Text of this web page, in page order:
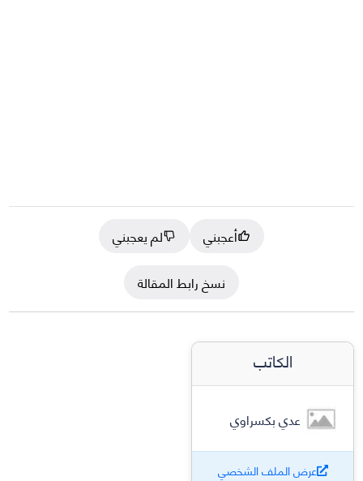
أعجبني
لم يعجبني
نسخ رابط المقالة
الكاتب
عدي بكسراوي
عرض الملف الشخصي